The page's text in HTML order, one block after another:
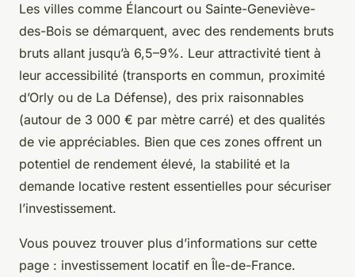
Les villes comme Élancourt ou Sainte-Geneviève-
des-Bois se démarquent, avec des rendements bruts
bruts allant jusqu’à 6,5–9%. Leur attractivité tient à
leur accessibilité (transports en commun, proximité
d’Orly ou de La Défense), des prix raisonnables
(autour de 3 000 € par mètre carré) et des qualités
de vie appréciables. Bien que ces zones offrent un
potentiel de rendement élevé, la stabilité et la
demande locative restent essentielles pour sécuriser
l’investissement.
Vous pouvez trouver plus d’informations sur cette
page : investissement locatif en Île-de-France.